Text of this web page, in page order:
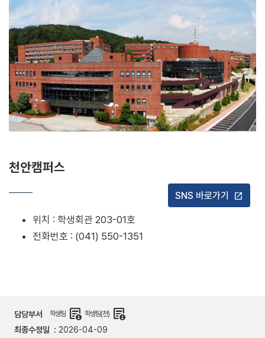
천안캠퍼스
위치 : 학생회관 203-01호
전화번호 : (041) 550-1351
SNS 바로가기 open_in_new
담당부서 학생팀 demography 학생팀(천) demography
최종수정일 2026-04-09